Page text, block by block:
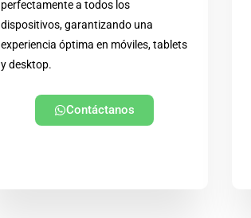
perfectamente a todos los
dispositivos, garantizando una
experiencia óptima en móviles, tablets
y desktop.
Contáctanos